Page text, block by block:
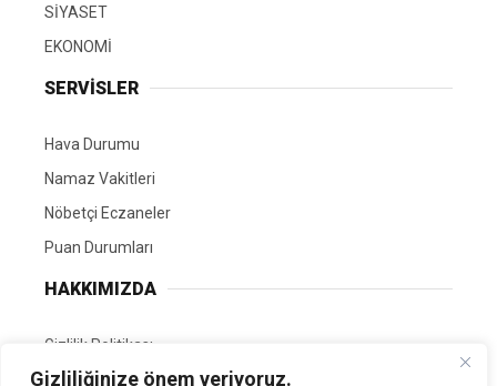
Gizliliğinize önem veriyoruz.
SİYASET
EKONOMİ
SERVİSLER
Hava Durumu
Namaz Vakitleri
Nöbetçi Eczaneler
Puan Durumları
HAKKIMIZDA
Gizlilik Politikası
GÖNÜLLÜ EDİTÖRÜMÜZ OL